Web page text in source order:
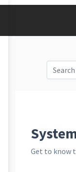
Get to know